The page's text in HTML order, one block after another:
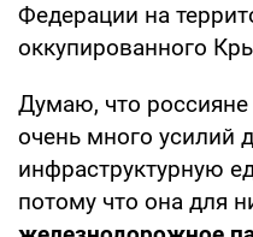
Федерации на
оккупированного
Думаю, что
очень много усилий
инфраструктурную
потому что она для